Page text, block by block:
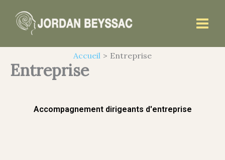
contenu
Accueil Entreprise
Entreprise
Accompagnement dirigeants d'entreprise